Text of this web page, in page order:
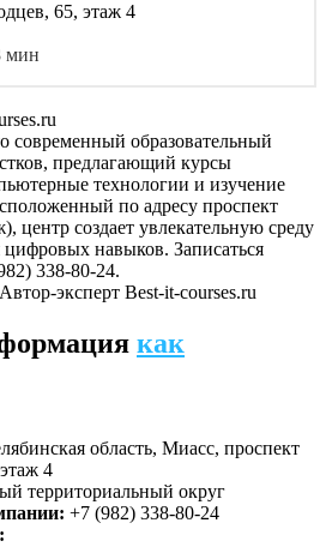
65, этаж 4
мин
образовательный
предлагающий курсы
технологии и изучение
по адресу проспект
центр создает увлекательную среду
цифровых навыков. Записаться
338-80-24.
Автор-эксперт Best-it-courses.ru
как
область, Миасс, проспект
4
территориальный округ
+7 (982) 338-80-24